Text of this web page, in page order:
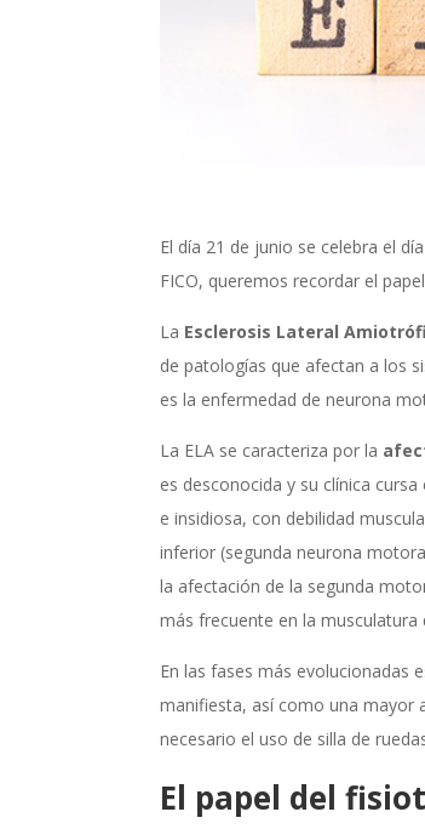
El día 21 de junio se celebra el
FICO, queremos recordar el
La Esclerosis Lateral
de patologías que afectan a los
es la enfermedad de neurona
La ELA se caracteriza por la
es desconocida y su clínica
e insidiosa, con debilidad
inferior (segunda neurona
la afectación de la segunda
más frecuente en la musculatura
En las fases más evolucionadas
manifiesta, así como una mayor
necesario el uso de silla de
El papel del